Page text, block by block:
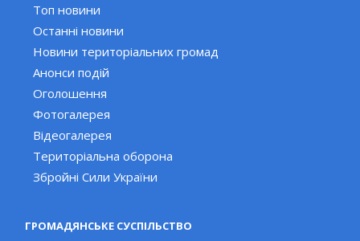
Топ новини
Останні новини
Новини територіальних громад
Анонси подій
Оголошення
Фотогалерея
Відеогалерея
Територіальна оборона
Збройні Сили України
ГРОМАДЯНСЬКЕ СУСПІЛЬСТВО